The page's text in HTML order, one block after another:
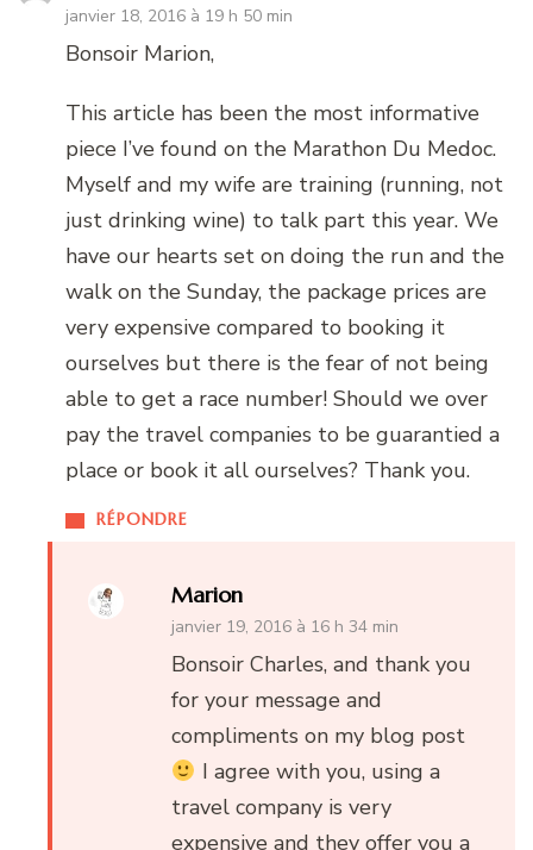
janvier 18, 2016 à 19 h 50 min
RÉPONDRE
Bonsoir Marion,
This article has been the most informative
piece I’ve found on the Marathon Du Medoc.
Myself and my wife are training (running, not
just drinking wine) to talk part this year. We
have our hearts set on doing the run and the
walk on the Sunday, the package prices are
very expensive compared to booking it
ourselves but there is the fear of not being
able to get a race number! Should we over
pay the travel companies to be guarantied a
place or book it all ourselves? Thank you.
Marion
janvier 19, 2016 à 16 h 34 min
Bonsoir Charles, and thank you
for your message and
compliments on my blog post
I agree with you, using a
travel company is very
expensive and they offer you a